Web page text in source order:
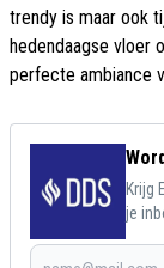
trendy is maar ook
hedendaagse vloer
perfecte ambiance
Krijg
je